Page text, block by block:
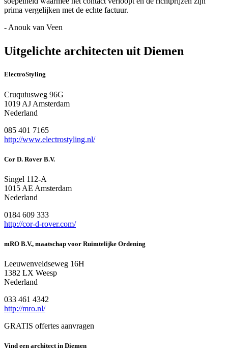
prima vergelijken met de echte factuur.
- Anouk van Veen
Uitgelichte architecten uit Diemen
ElectroStyling
Cruquiusweg 96G
1019 AJ Amsterdam
Nederland
085 401 7165
http://www.electrostyling.nl/
Cor D. Rover B.V.
Singel 112-A
1015 AE Amsterdam
Nederland
0184 609 333
http://cor-d-rover.com/
mRO B.V., maatschap voor Ruimtelijke Ordening
Leeuwenveldseweg 16H
1382 LX Weesp
Nederland
033 461 4342
http://mro.nl/
GRATIS offertes aanvragen
Vind een architect in Diemen